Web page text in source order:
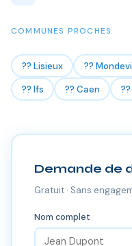
COMMUNES PROCHES
?? Lisieux ??
?? Ifs
?? Caen
Demande de
Gratuit · Sans
Nom complet